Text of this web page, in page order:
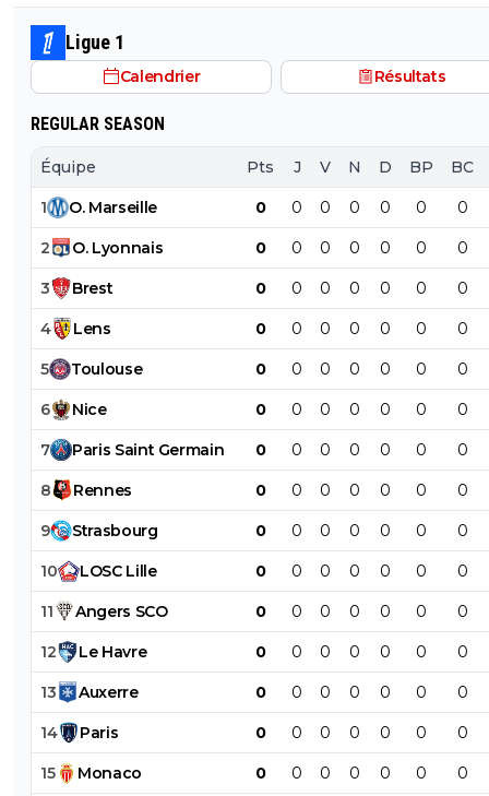
Ligue 1
Calendrier Résultats
REGULAR SEASON
Équipe Pts J V N D BP BC
1 O. Marseille 0 0 0 0 0 0 0
2 O. Lyonnais 0 0 0 0 0 0 0
3 Brest 0 0 0 0 0 0 0
4 Lens 0 0 0 0 0 0 0
5 Toulouse 0 0 0 0 0 0 0
6 Nice 0 0 0 0 0 0 0
7 Paris Saint Germain 0 0 0 0 0 0 0
8 Rennes 0 0 0 0 0 0 0
9 Strasbourg 0 0 0 0 0 0 0
10 LOSC Lille 0 0 0 0 0 0 0
11 Angers SCO 0 0 0 0 0 0 0
12 Le Havre 0 0 0 0 0 0 0
13 Auxerre 0 0 0 0 0 0 0
14 Paris 0 0 0 0 0 0 0
15 Monaco 0 0 0 0 0 0 0